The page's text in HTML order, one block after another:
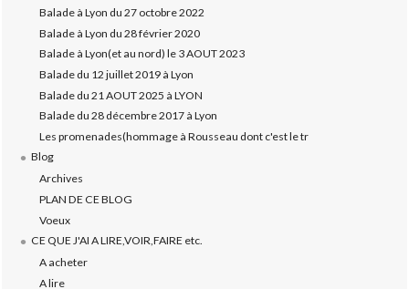
Balade à Lyon du 27 octobre 2022
Balade à Lyon du 28 février 2020
Balade à Lyon(et au nord) le 3 AOUT 2023
Balade du 12 juillet 2019 à Lyon
Balade du 21 AOUT 2025 à LYON
Balade du 28 décembre 2017 à Lyon
Les promenades(hommage à Rousseau dont c'est le tr
Blog
Archives
PLAN DE CE BLOG
Voeux
CE QUE J'AI A LIRE,VOIR,FAIRE etc.
A acheter
A lire